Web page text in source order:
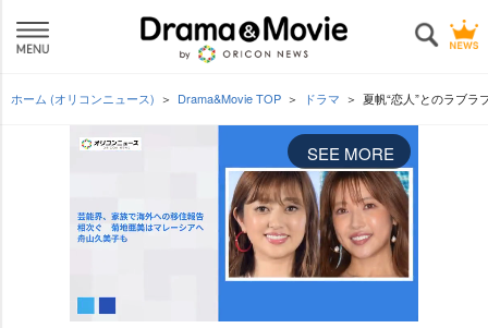
ホーム (オリコンニュース) Drama&Movie TOP ドラマ 夏帆“恋人”とのラブラ
SEE MORE